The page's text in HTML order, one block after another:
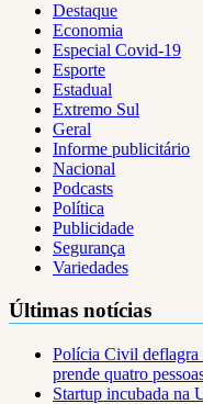
Destaque
Economia
Especial Covid-19
Esporte
Estadual
Extremo Sul
Geral
Informe publicitário
Nacional
Podcasts
Política
Publicidade
Segurança
Variedades
Últimas notícias
Polícia Civil deflagra
prende quatro
Startup incubada na